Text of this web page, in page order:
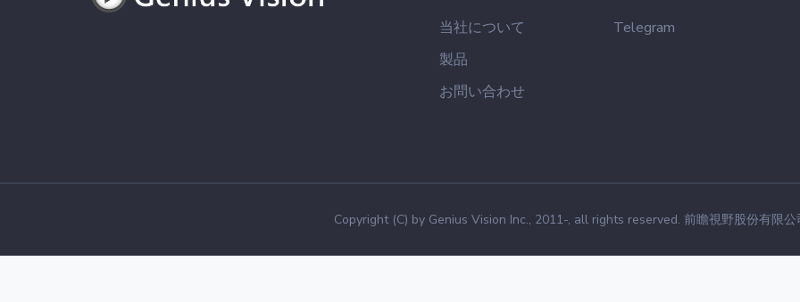
当社について
製品
お問い合わせ
Telegram
Copyright (C) by Genius Vision Inc., 2011-, all rights reserved. 前瞻視野股份有限公